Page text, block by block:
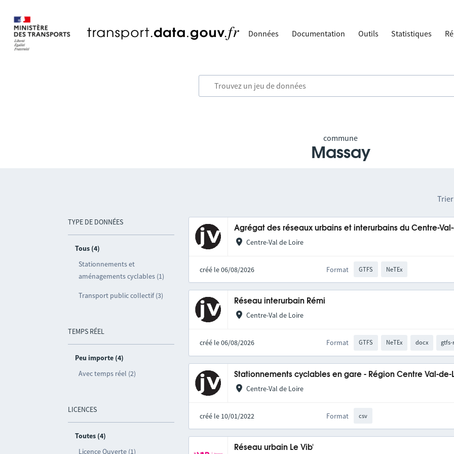
Données Documentation Outils Statistiques
commune
Massay
TYPE DE DONNÉES
Tous (4)
Stationnements et
aménagements cyclables (1)
Transport public collectif (3)
TEMPS RÉEL
Peu importe (4)
Avec temps réel (2)
LICENCES
Toutes (4)
Licence Ouverte (1)
Agrégat des réseaux urbains et interurbains du Centre-
Centre-Val de Loire
créé le 06/08/2026 Format GTFS NeTEx
Réseau interurbain Rémi
Centre-Val de Loire
créé le 06/08/2026 Format GTFS NeTEx docx
Stationnements cyclables en gare - Région Centre Val-de-
Centre-Val de Loire
créé le 10/01/2022 Format csv
Réseau urbain Le Vib'